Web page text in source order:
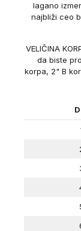
lagano
najbliži ceo
VELIČINA
da biste
korpa, 2" B